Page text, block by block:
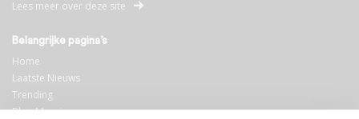
Lees meer over deze site
Belangrijke pagina’s
Home
Laatste Nieuws
Trending
Blog Maurice